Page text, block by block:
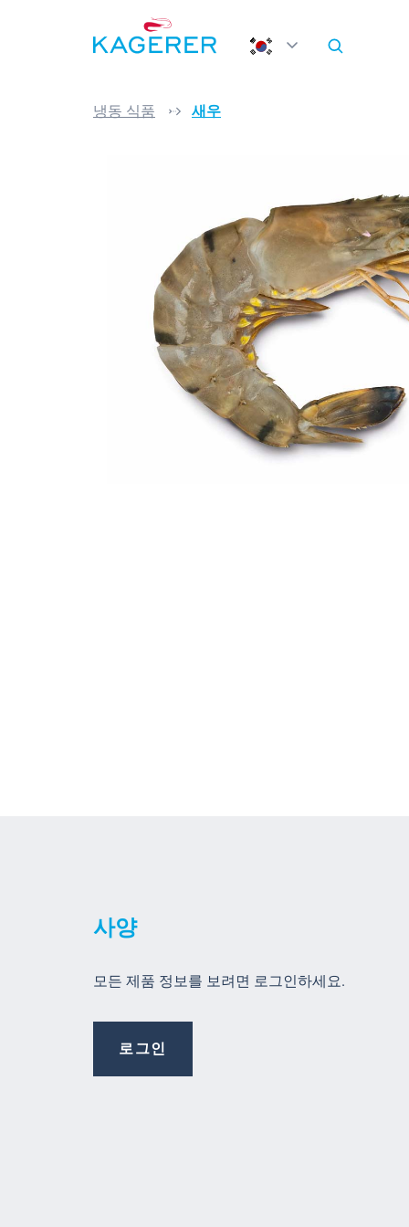
메인 메뉴로 건너뛰기
냉동 식품 새우
사양
모든 제품 정보를 보려면 로그인하세요.
로그인